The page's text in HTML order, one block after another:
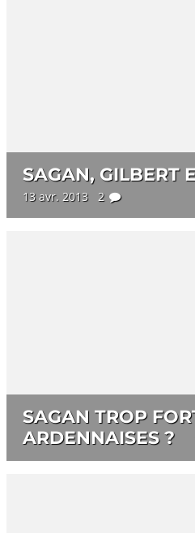
SAGAN, GILBERT
13 avr. 2013 2
SAGAN TROP
ARDENNAISES ?